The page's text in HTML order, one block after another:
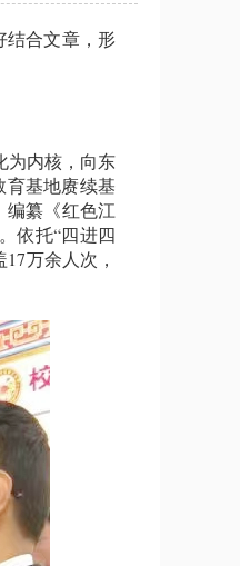
结合文章，形
为内核，向东
育基地赓续基
编纂《红色江
依托“四进四
万余人次，